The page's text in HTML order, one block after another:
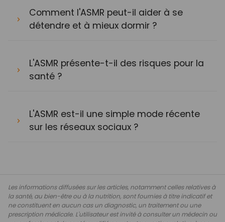
Comment l'ASMR peut-il aider à se
détendre et à mieux dormir ?
L'ASMR présente-t-il des risques pour la
santé ?
L'ASMR est-il une simple mode récente
sur les réseaux sociaux ?
Les informations diffusées sur les articles, notamment celles relatives à
la santé, au bien-être ou à la nutrition, sont fournies à titre indicatif et
ne constituent en aucun cas un diagnostic, un traitement ou une
prescription médicale. L'utilisateur est invité à consulter un médecin ou